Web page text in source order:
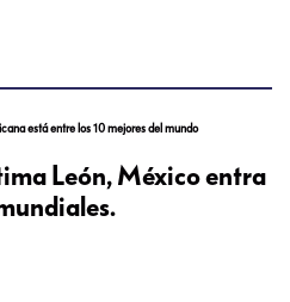
está entre los 10 mejores del mundo
León, México entra